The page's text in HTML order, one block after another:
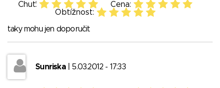
Chuť:
Cena:
Obtížnost:
taky mohu jen doporučit
Sunriska| 5.03.2012 - 17:33